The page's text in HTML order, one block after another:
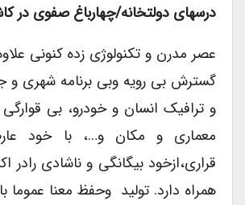
درسهایدولتخانه/چهارباغ صفوی در
عصر مدرن و تکنولوژی زده کنونی
گسترش بی رویه وبی برنامه شهری و
و ترافیک انسان و خودرو، بی
معماری و مکان و…، با خود
قراری،ازخود بیگانگی و ناشادی رادر
همراه دارد. تولید وحفظ معنا عموما با